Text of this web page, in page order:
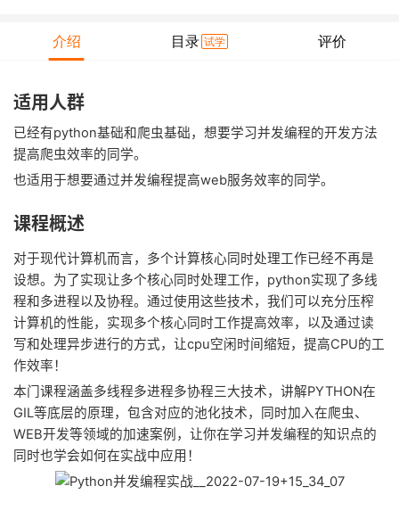
介绍 目录 试学 评价
适用人群
已经有python基础和爬虫基础，想要学习并发编程的开发方法
提高爬虫效率的同学。
也适用于想要通过并发编程提高web服务效率的同学。
课程概述
对于现代计算机而言，多个计算核心同时处理工作已经不再是
设想。为了实现让多个核心同时处理工作，python实现了多线
程和多进程以及协程。通过使用这些技术，我们可以充分压榨
计算机的性能，实现多个核心同时工作提高效率，以及通过读
写和处理异步进行的方式，让cpu空闲时间缩短，提高CPU的工
作效率！
本门课程涵盖多线程多进程多协程三大技术，讲解PYTHON在
GIL等底层的原理，包含对应的池化技术，同时加入在爬虫、
WEB开发等领域的加速案例，让你在学习并发编程的知识点的
同时也学会如何在实战中应用！